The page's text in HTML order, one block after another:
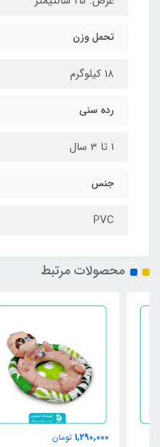
تحمل وزن
18 کیلوگرم
رده سنی
1 تا 3 سال
جنس
PVC
محصولات مرتبط
1,290,000 تومان